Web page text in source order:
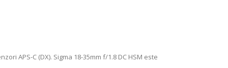
APS-C (DX). Sigma 18-35mm f/1.8 DC HSM este